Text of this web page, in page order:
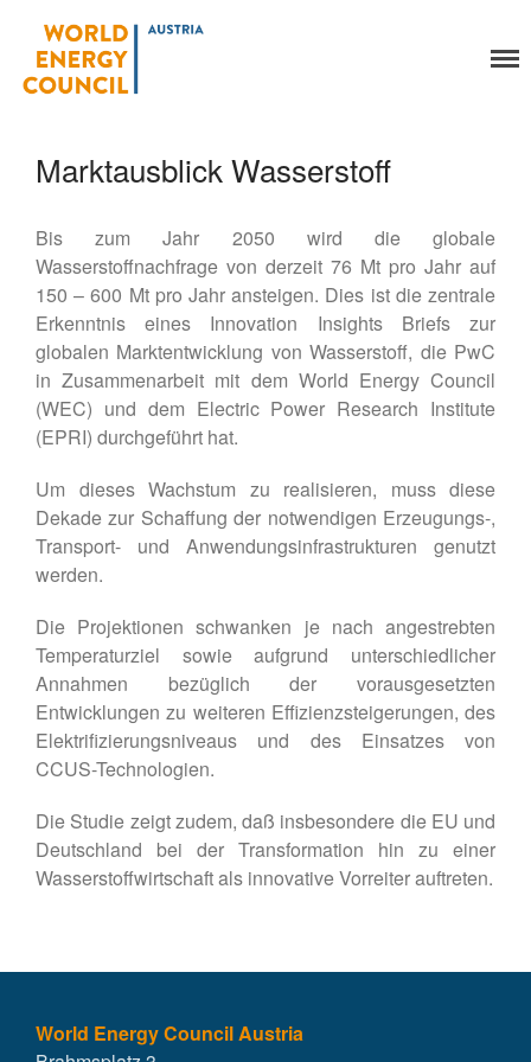
Mitglieder
Statuten
YEP-Austria
Veranstaltungen
Publikationen
Global Community
Vienna Energy Club
Kontakt
DE
EN
World Energy Council
Marktausblick Wasserstoff
Bis zum Jahr 2050 wird die globale
Wasserstoffnachfrage von derzeit 76 Mt pro Jahr auf
150 – 600 Mt pro Jahr ansteigen. Dies ist die zentrale
Erkenntnis eines Innovation Insights Briefs zur
globalen Marktentwicklung von Wasserstoff, die PwC
in Zusammenarbeit mit dem World Energy Council
(WEC) und dem Electric Power Research Institute
(EPRI) durchgeführt hat.
Um dieses Wachstum zu realisieren, muss diese
Dekade zur Schaffung der notwendigen Erzeugungs-,
Transport- und Anwendungsinfrastrukturen genutzt
werden.
Die Projektionen schwanken je nach angestrebten
Temperaturziel sowie aufgrund unterschiedlicher
Annahmen bezüglich der vorausgesetzten
Entwicklungen zu weiteren Effizienzsteigerungen, des
Elektrifizierungsniveaus und des Einsatzes von
CCUS-Technologien.
Die Studie zeigt zudem, daß insbesondere die EU und
Deutschland bei der Transformation hin zu einer
Wasserstoffwirtschaft als innovative Vorreiter auftreten.
World Energy Council Austria